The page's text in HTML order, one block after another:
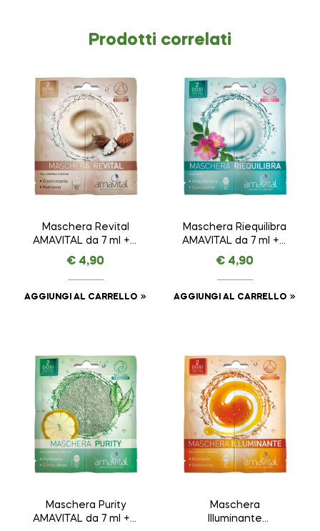
Prodotti correlati
Maschera Revital
AMAVITAL da 7 ml + 7
ml
€ 4,90
AGGIUNGI AL CARRELLO
Maschera Riequilibra
AMAVITAL da 7 ml + 7
ml
€ 4,90
AGGIUNGI AL CARRELLO
Maschera Purity
AMAVITAL da 7 ml + 7
Maschera
Illuminante